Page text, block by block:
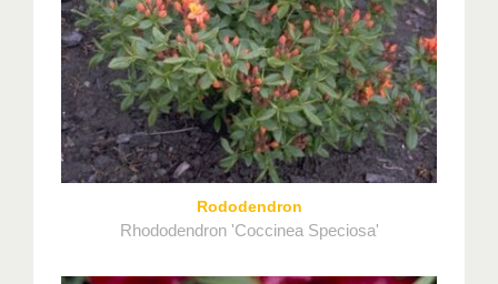
Rododendron
Rhododendron 'Coccinea Speciosa'